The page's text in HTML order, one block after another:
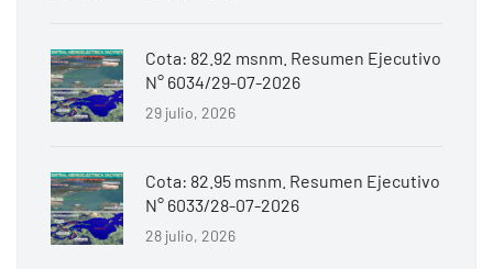
Cota: 82.92 msnm. Resumen Ejecutivo
N° 6034/29-07-2026
29 julio, 2026
Cota: 82.95 msnm. Resumen Ejecutivo
N° 6033/28-07-2026
28 julio, 2026